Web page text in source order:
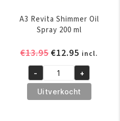
A3 Revita Shimmer Oil
Spray 200 ml
€13.95
was:
€13.95.
€12.95 Huidige
prijs
is:
€12.95.
incl.
A3
Revita
Shimmer
- +
Uitverkocht